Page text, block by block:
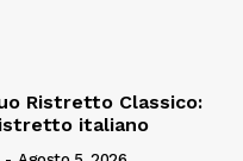
Ristretto Classico:
italiano